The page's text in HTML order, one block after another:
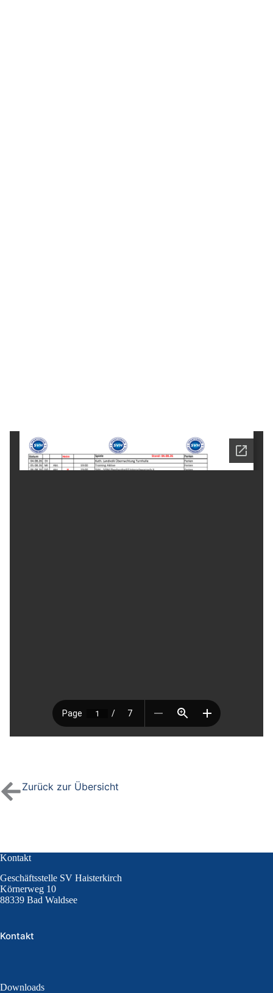
Zurück zur Übersicht
Kontakt
Geschäftsstelle SV Haisterkirch
Körnerweg 10
88339 Bad Waldsee
Kontakt
Downloads